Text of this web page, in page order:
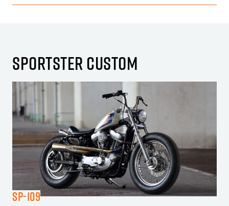
SPORTSTER CUSTOM
SP-109